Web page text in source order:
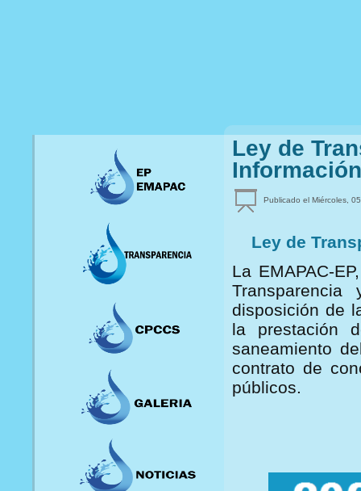
Ley de
Información
Publicado el Miércoles,
Ley de
La EMAPAC-
disposición de
la prestación
saneamiento
contrato de
públicos.